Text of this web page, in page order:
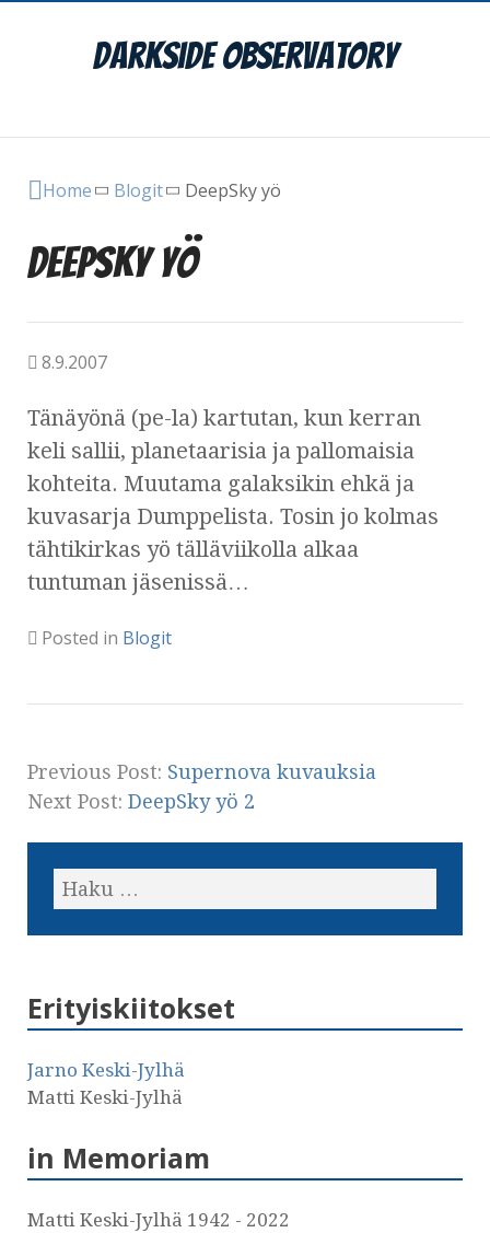
DarkSide Observatory
Main Menu
Home Blogit DeepSky yö
DeepSky yö
8.9.2007
Tänäyönä (pe-la) kartutan, kun kerran
keli sallii, planetaarisia ja pallomaisia
kohteita. Muutama galaksikin ehkä ja
kuvasarja Dumppelista. Tosin jo kolmas
tähtikirkas yö tälläviikolla alkaa
tuntuman jäsenissä…
Posted in Blogit
Previous Post: Supernova kuvauksia
Next Post: DeepSky yö 2
Erityiskiitokset
Jarno Keski-Jylhä
Matti Keski-Jylhä
in Memoriam
Matti Keski-Jylhä 1942 - 2022